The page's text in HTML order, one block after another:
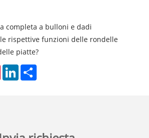
completa a bulloni e dadi
rispettive funzioni delle rondelle
piatte?
PinterestLinkedIn